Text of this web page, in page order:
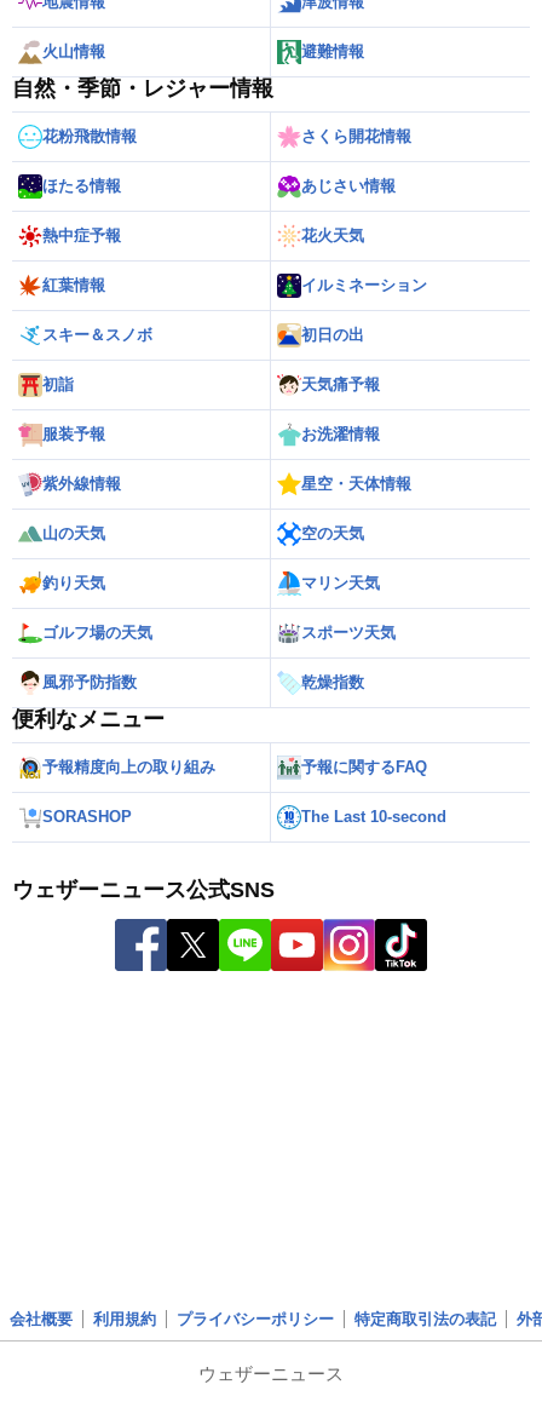
火山情報 避難情報
自然・季節・レジャー情報
花粉飛散情報 さくら開花情報
ほたる情報 あじさい情報
熱中症予報 花火天気
紅葉情報 イルミネーション
スキー＆スノボ 初日の出
初詣 天気痛予報
服装予報 お洗濯情報
紫外線情報 星空・天体情報
山の天気 空の天気
釣り天気 マリン天気
ゴルフ場の天気 スポーツ天気
風邪予防指数 乾燥指数
便利なメニュー
予報精度向上の取り組み 予報に関するFAQ
SORASHOP The Last 10-second
ウェザーニュース公式SNS
会社概要 利用規約 プライバシーポリシー 特定商取引法の表記 外
ウェザーニュース